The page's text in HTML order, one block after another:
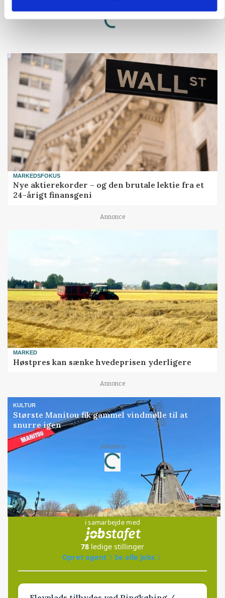
Loading...
MARKEDSFOKUS
Nye aktierekorder – og den brutale lektie fra et
24-årigt finansgeni
Annonce
MARKED
Høstpres kan sænke hvedeprisen yderligere
Annonce
KULTUR
Største Manitou fik gammel vindmølle til at
snurre igen
Annonce
Loading...
Jobs
i samarbejde med
78 ledige stillinger
Opret agent
Se alle jobs